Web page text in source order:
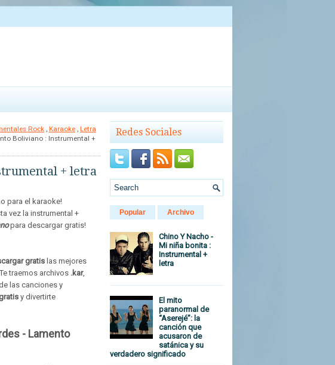
Rock , Karaoke , Letra
Boliviano : Instrumental +
+ letra
para el karaoke!
vez la instrumental +
para descargar gratis!
gratis las mejores
traemos archivos .kar,
lascanciones y
y divertirte
- Lamento
Redes Sociales
Popular Archivo
Chino Y Nacho -
Mi niña bonita :
Instrumental +
letra
El mito
paranormal de
“Aserejé”: la
canción que
acusaron de
satánica y su
verdadero significado